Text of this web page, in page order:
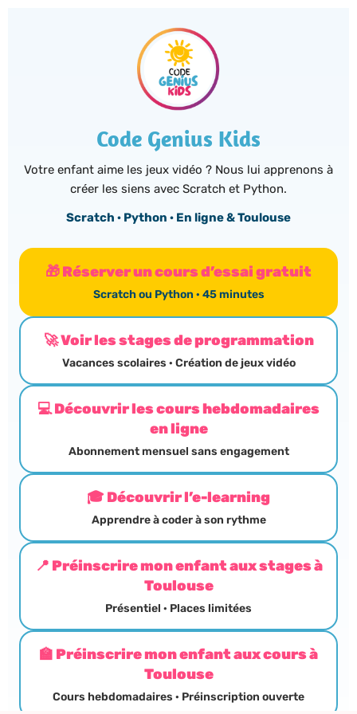
Code Genius Kids
Votre enfant aime les jeux vidéo ? Nous lui apprenons à
créer les siens avec Scratch et Python.
Scratch · Python · En ligne & Toulouse
🎁 Réserver un cours d’essai gratuit
Scratch ou Python · 45 minutes
🚀 Voir les stages de programmation
Vacances scolaires · Création de jeux vidéo
💻 Découvrir les cours hebdomadaires
en ligne
Abonnement mensuel sans engagement
🎓 Découvrir l’e-learning
Apprendre à coder à son rythme
📍 Préinscrire mon enfant aux stages à
Toulouse
Présentiel · Places limitées
🏫 Préinscrire mon enfant aux cours à
Toulouse
Cours hebdomadaires · Préinscription ouverte